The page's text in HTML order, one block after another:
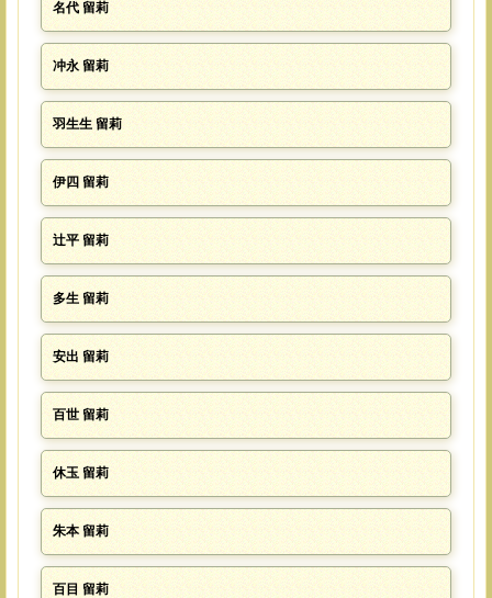
名代 留莉
冲永 留莉
羽生生 留莉
伊四 留莉
辻平 留莉
多生 留莉
安出 留莉
百世 留莉
休玉 留莉
朱本 留莉
百目 留莉